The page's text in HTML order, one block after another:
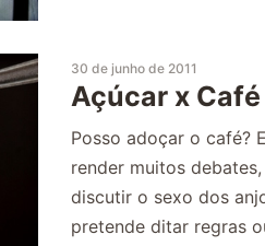
30 de junho de 2011
Açúcar x
Posso adoçar o café?
render muitos
discutir o sexo dos
pretende ditar regras